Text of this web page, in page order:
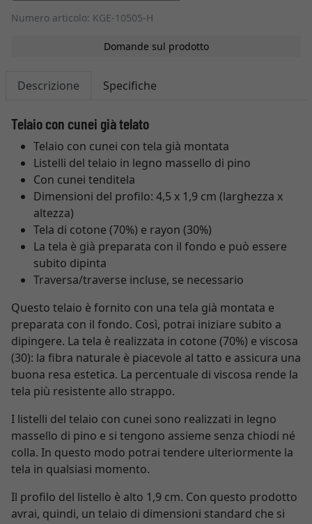
Numero articolo: KGE-10505-H
Domande sul prodotto
Descrizione Specifiche
Telaio con cunei già telato
Telaio con cunei con tela già montata
Listelli del telaio in legno massello di pino
Con cunei tenditela
Dimensioni del profilo: 4,5 x 1,9 cm (larghezza x
altezza)
Tela di cotone (70%) e rayon (30%)
La tela è già preparata con il fondo e può essere
subito dipinta
Traversa/traverse incluse, se necessario
Questo telaio è fornito con una tela già montata e
preparata con il fondo. Così, potrai iniziare subito a
dipingere. La tela è realizzata in cotone (70%) e viscosa
(30): la fibra naturale è piacevole al tatto e assicura una
buona resa estetica. La percentuale di viscosa rende la
tela più resistente allo strappo.
I listelli del telaio con cunei sono realizzati in legno
massello di pino e si tengono assieme senza chiodi né
colla. In questo modo potrai tendere ulteriormente la
tela in qualsiasi momento.
Il profilo del listello è alto 1,9 cm. Con questo prodotto
avrai, quindi, un telaio di dimensioni standard che si